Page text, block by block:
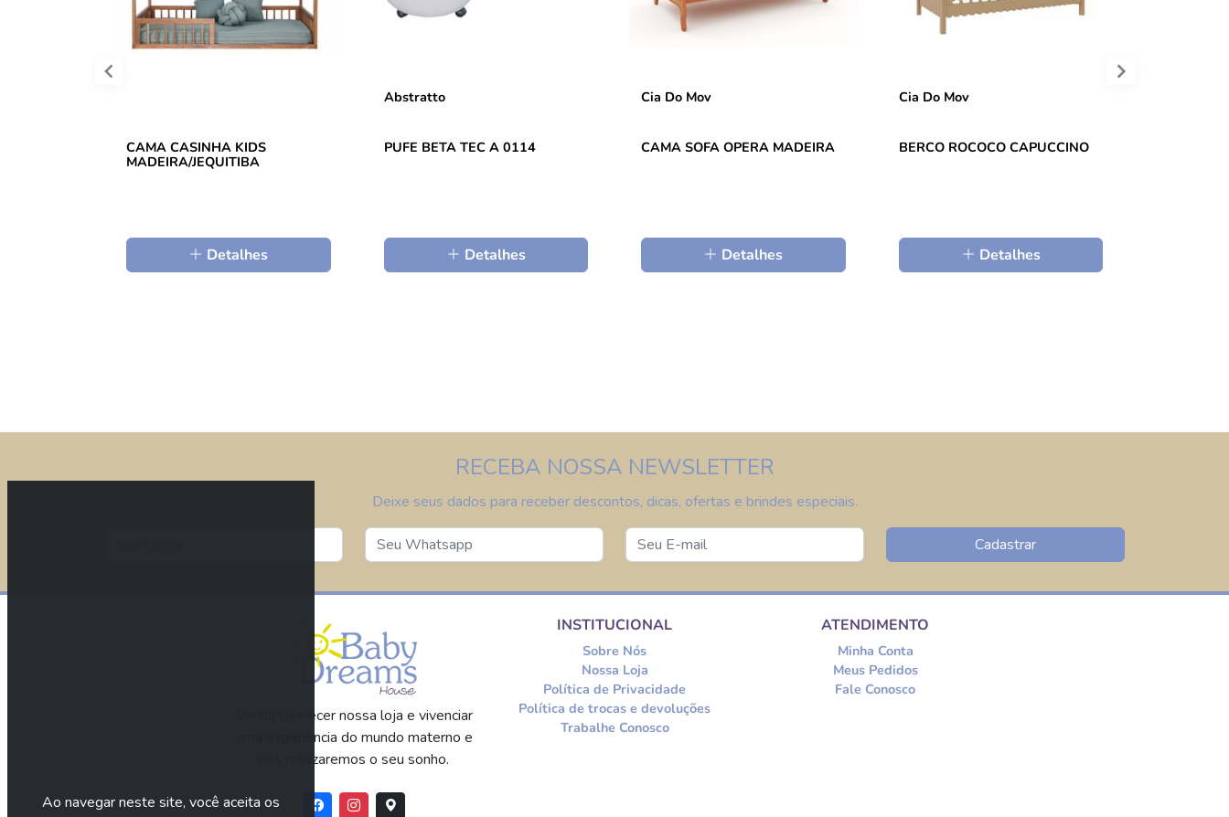
CAMA CASINHA KIDS
MADEIRA/JEQUITIBA
Detalhes
Abstratto
PUFE BETA TEC A 0114
Detalhes
Cia Do Mov
CAMA SOFA OPERA MADEIRA
Detalhes
Cia Do Mov
BERCO ROCOCO CAPUCCINO
Detalhes
RECEBA NOSSA NEWSLETTER
Deixe seus dados para receber descontos, dicas, ofertas e brindes especiais.
Cadastrar
Venha conhecer nossa loja e vivenciar
uma experiência do mundo materno e
nós realizaremos o seu sonho.
INSTITUCIONAL
Sobre Nós
Nossa Loja
Política de Privacidade
Política de trocas e devoluções
Trabalhe Conosco
ATENDIMENTO
Minha Conta
Meus Pedidos
Fale Conosco
Ao navegar neste site, você aceita os